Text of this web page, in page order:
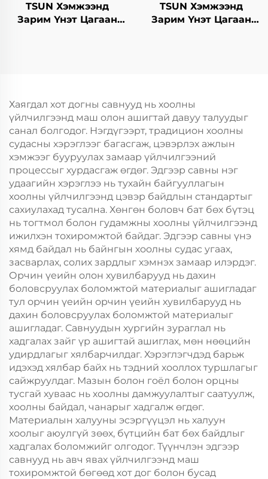
TSUN Хэмжээнд
Зарим Үнэт Цагаан
TSUN Хэмжээнд
Зарим Үнэт Цагаан
Хаягдал хот догны савнууд нь хоолны
үйлчилгээнд маш олон ашигтай давуу талуудыг
санал болгодог. Нэгдүгээрт, традицион хоолны
судасны хэрэглээг багасгаж, цэвэрлэх ажлын
хэмжээг бууруулах замаар үйлчилгээний
процессыг хурдасгаж өгдөг. Эдгээр савны нэг
удаагийн хэрэглээ нь тухайн байгууллагын
хоолны үйлчилгээнд цэвэр байдлын стандартыг
сахиулахад тусална. Хөнгөн боловч бат бөх бүтэц
нь тогтмол болон гудамжны хоолны үйлчилгээнд
ижилхэн тохиромжтой байдаг. Эдгээр савны үнэ
хямд байдал нь байнгын хоолны судас угаах,
засварлах, солих зардлыг хэмнэх замаар илэрдэг.
Орчин үеийн олон хувилбарууд нь дахин
боловсруулах боломжтой материалыг ашигладаг
тул орчин үеийн орчин үеийн хувилбарууд нь
дахин боловсруулах боломжтой материалыг
ашигладаг. Савнуудын хургийн зураглал нь
хадгалах зайг үр ашигтай ашиглах, мөн нөөцийн
удирдлагыг хялбарчилдаг. Хэрэглэгчдэд барьж
идэхэд хялбар байх нь тэдний хооллох туршлагыг
сайжруулдаг. Мазын болон гоёл болон орцны
тусгай хуваас нь хоолны дамжуулалтыг саатуулж,
хоолны байдал, чанарыг хадгалж өгдөг.
Материалын халууны эсэргүүцэл нь халуун
хоолыг аюулгүй зөөх, бүтцийн бат бөх байдлыг
хадгалах боломжийг олгодог. Түүнчлэн эдгээр
савнууд нь авч явах үйлчилгээнд маш
тохиромжтой бөгөөд хот дог болон бусад